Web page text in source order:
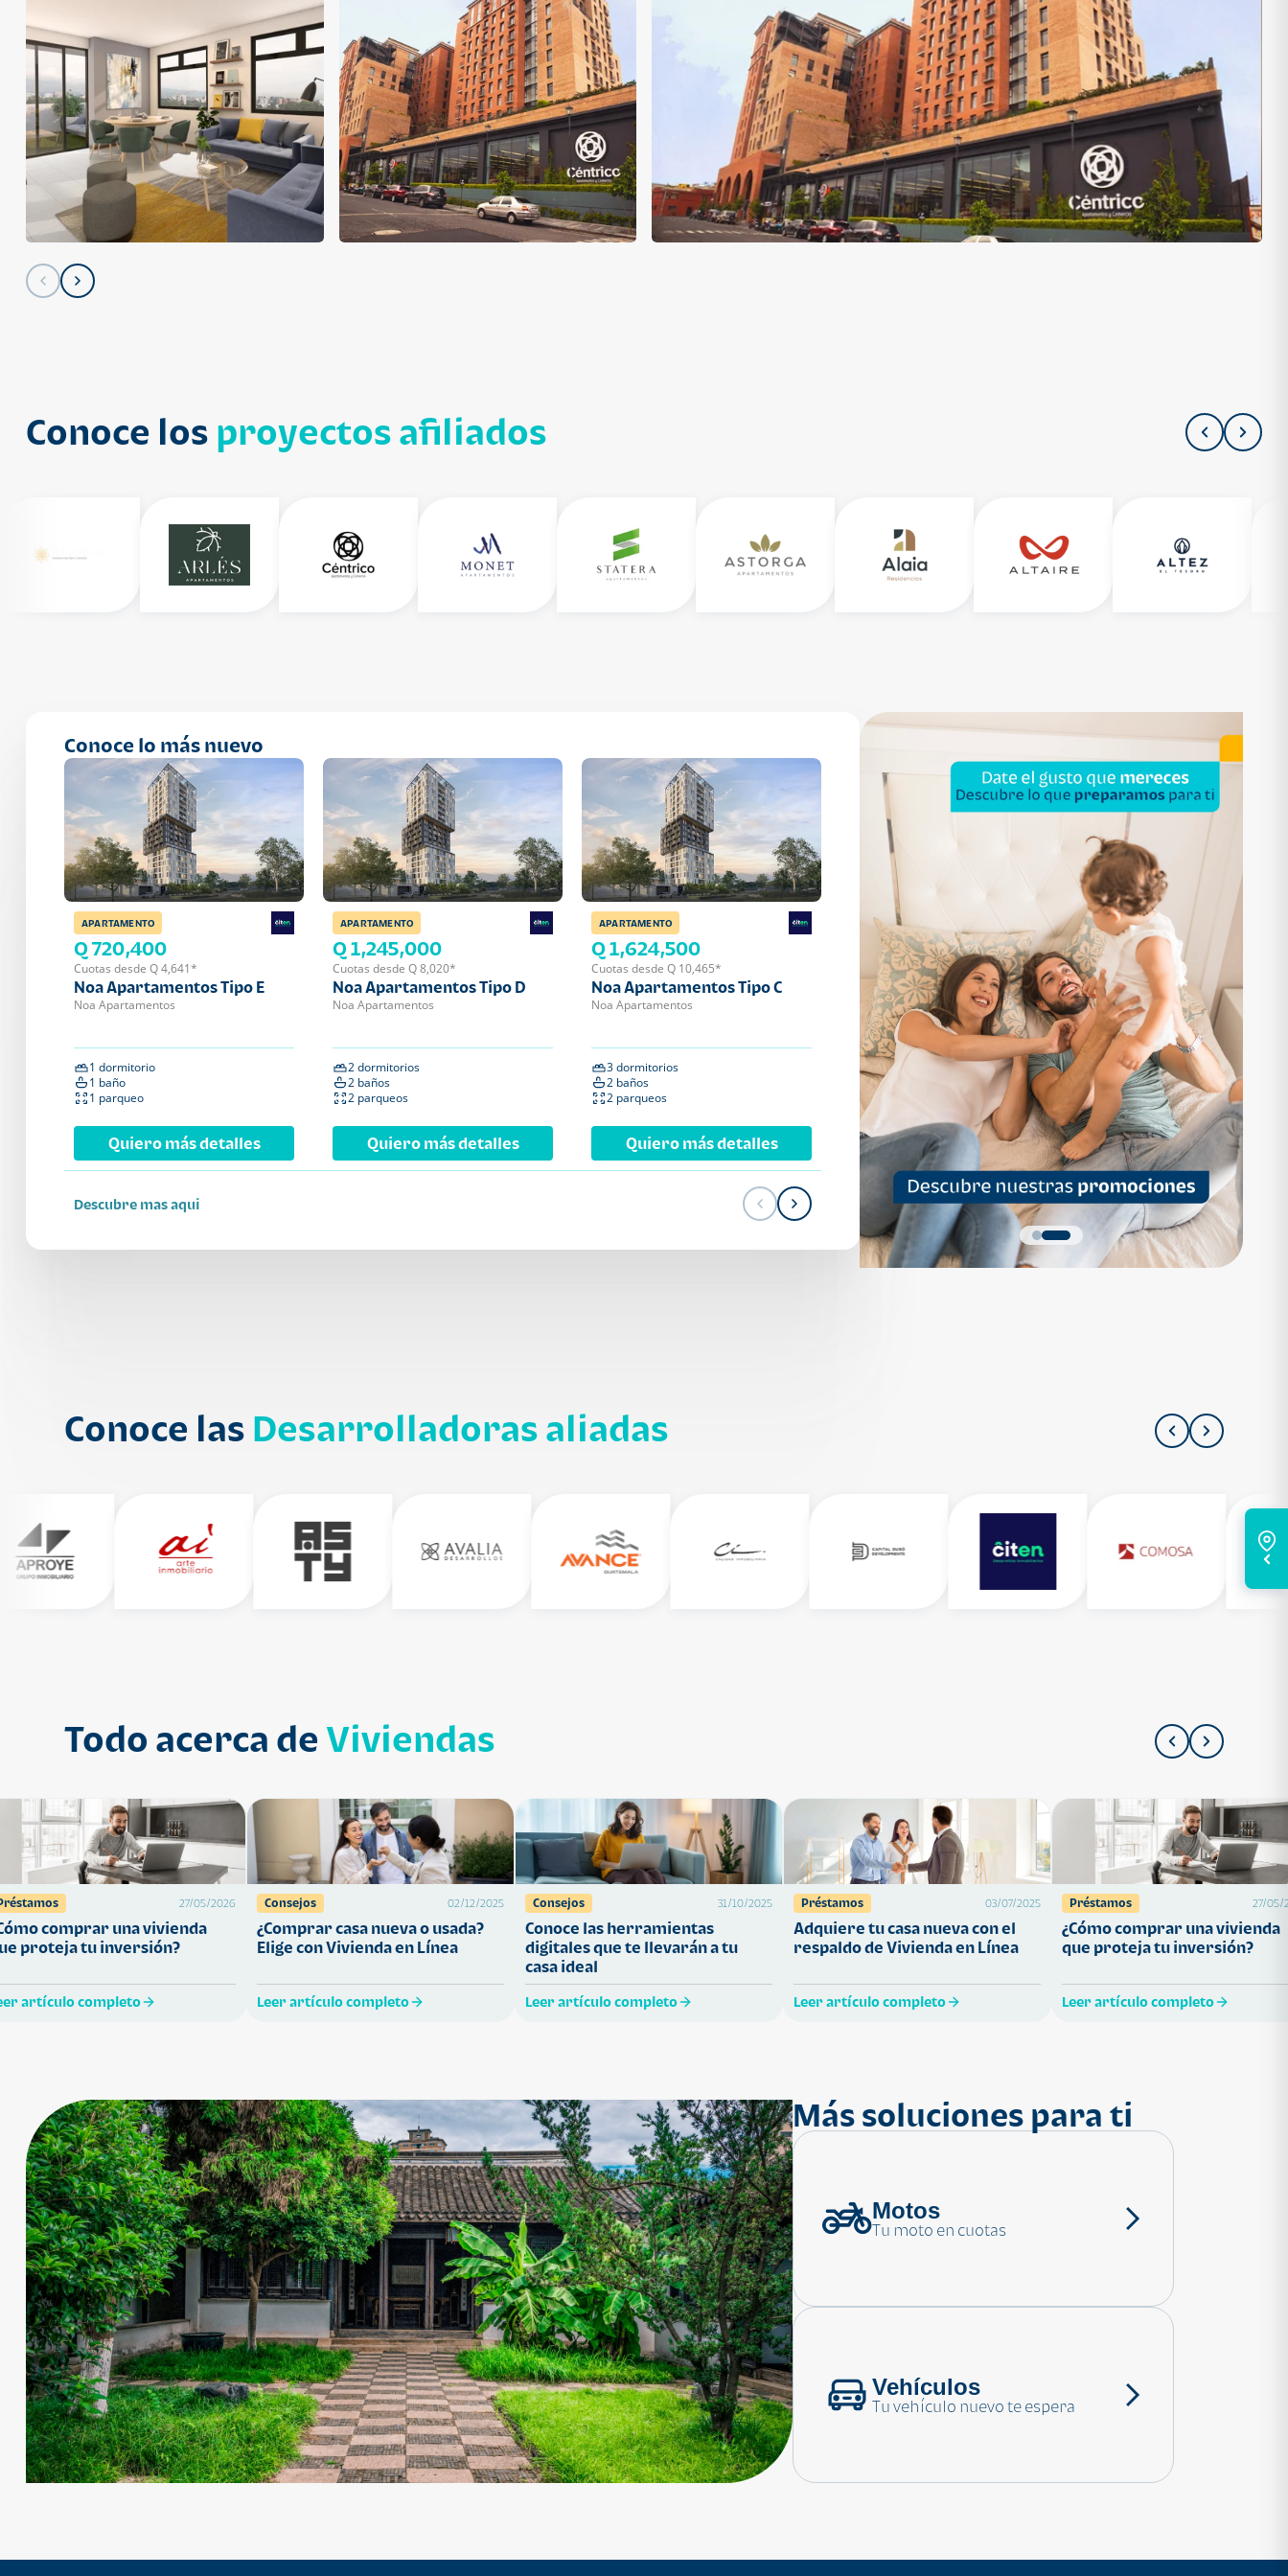
Conoce los proyectos afiliados
Conoce lo más nuevo
APARTAMENTO
Q 720,400
Cuotas desde Q 4,641*
Noa Apartamentos Tipo E
Noa Apartamentos
1 dormitorio
1 baño
1 parqueo
Quiero más detalles
APARTAMENTO
Q 1,245,000
Cuotas desde Q 8,020*
Noa Apartamentos Tipo D
Noa Apartamentos
2 dormitorios
2 baños
2 parqueos
Quiero más detalles
APARTAMENTO
Q 1,624,500
Cuotas desde Q 10,465*
Noa Apartamentos Tipo C
Noa Apartamentos
3 dormitorios
2 baños
2 parqueos
Quiero más detalles
APARTAMENTO
Q 1,136,200
Cuotas desde Q 7,319*
Noa Apartamentos Tipo B
Noa Apartamentos
2 dormitorios
2 baños
1 parqueo
Quiero más detalles
APARTAMENTO
Q 1,559,700
Cuotas desde Q 10,047*
Noa Apartamentos Tipo A
Noa Apartamentos
3 dormitorios
2 baños
2 parqueos
Quiero más detalles
Descubre mas aqui
Conoce las Desarrolladoras aliadas
Todo acerca de Viviendas
27/05/2026
comprar una vivienda
proteja tu inversión?
artículo completo
Consejos 02/12/2025
¿Comprar casa nueva o usada?
Elige con Vivienda en Línea
Leer artículo completo
Consejos 31/10/2025
Conoce las herramientas
digitales que te llevarán a tu
casa ideal
Leer artículo completo
Préstamos 03/07/2025
Adquiere tu casa nueva con el
respaldo de Vivienda en Línea
Leer artículo completo
Préstamos 27/05/
¿Cómo comprar una vivienda
que proteja tu inversión?
Leer artículo completo
Más soluciones para ti
Motos
Tu moto en cuotas
Vehículos
Tu vehículo nuevo te espera